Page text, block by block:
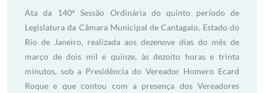
Ata da 140ª Sessão Ordinária do quinto período de
Legislatura da Câmara Municipal de Cantagalo, Estado do
Rio de Janeiro, realizada aos dezenove dias do mês de
março de dois mil e quinze, às dezoito horas e trinta
minutos, sob a Presidência do Vereador Homero Ecard
Roque e que contou com a presença dos Vereadores